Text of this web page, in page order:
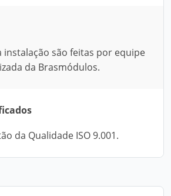
instalação são feitas por equipe
da Brasmódulos.
da Qualidade ISO 9.001.